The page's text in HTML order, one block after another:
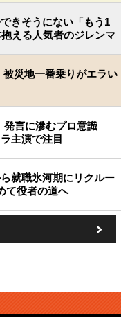
きそうにない「もう1
える人気者のジレンマ
災地一番乗りがエラい
言に滲むプロ意識
主演で注目
就職氷河期にリクルー
て役者の道へ